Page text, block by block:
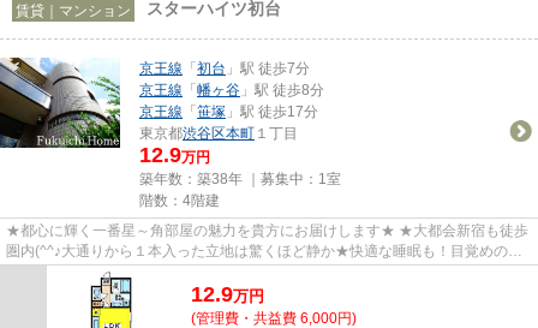
賃貸｜マンション スターハイツ初台
京王線 「初台 」駅 徒歩7分
京王線 「幡ヶ谷 」駅 徒歩8分
京王線 「笹塚 」駅 徒歩17分
東京都渋谷区本町 １丁目
12.9万円
築年数：築38年 ｜募集中： 1室
階数：4階建
★都心に輝く一番星～角部屋の魅力を貴方にお届けします★ ★大都会新宿も徒歩
圏内(^^♪大通りから１本入った立地は驚くほど静か★快適な睡眠も！目覚めの朝
も！休日のまったりとした時間も...
12.9万円
(管理費・共益費 6,000円)